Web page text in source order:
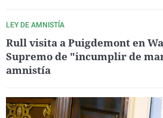
LEY DE AMNISTÍA
Rull visita a Puigdemont en
Supremo de "incumplir de
amnistía